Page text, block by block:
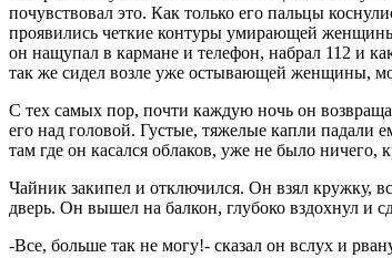
почувствовал это. Как только его пальцы
проявились четкие контуры умирающей
он нащупал в кармане и телефон, набрал 112 и
так же сидел возле уже остывающей женщины,
С тех самых пор, почти каждую ночь он
его над головой. Густые, тяжелые капли падали
там где он касался облаков, уже не было
Чайник закипел и отключился. Он взял кружку,
дверь. Он вышел на балкон, глубоко вздохнул и
-Все, больше так не могу!- сказал он вслух и